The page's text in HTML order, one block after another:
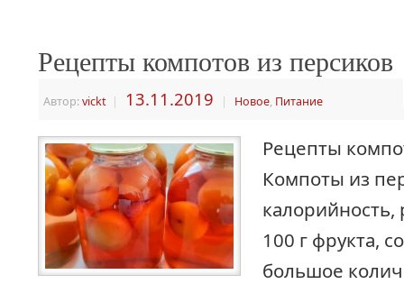
Рецепты компотов из персиков
Автор:vickt | 13.11.2019 | Новое, Питание
Рецепты
Компоты из
калорийность,
100 г фрукта,
большое